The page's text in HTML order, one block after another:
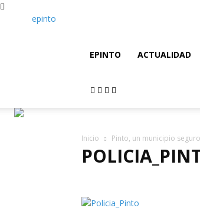
epinto
EPINTO ACTUALIDAD
Inicio Pinto, un municipio